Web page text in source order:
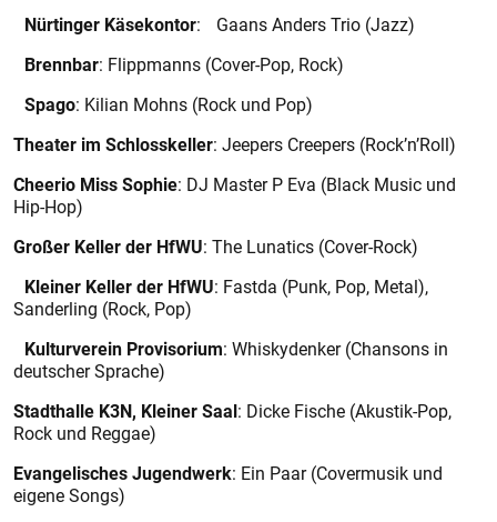
Nürtinger Käsekontor: Gaans Anders Trio (Jazz)
Brennbar: Flippmanns (Cover-Pop, Rock)
Spago: Kilian Mohns (Rock und Pop)
Theater im Schloss­keller: Jeepers Creepers (Rock’n’Roll)
Cheerio Miss Sophie: DJ Master P Eva (Black Music und
Hip-Hop)
Großer Keller der HfWU: The Lunatics (Cover-Rock)
Kleiner Keller der HfWU: Fastda (Punk, Pop, Metal),
Sanderling (Rock, Pop)
Kulturverein Provisorium: Whiskydenker (Chansons in
deutscher Sprache)
Stadthalle K3N, Kleiner Saal: Dicke Fische (Akustik-Pop,
Rock und Reggae)
Evangelisches Jugendwerk: Ein Paar (Covermusik und
eigene Songs)